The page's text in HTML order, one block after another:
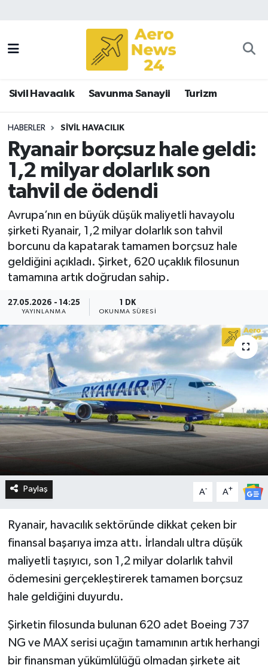
Sivil Havacılık Savunma Sanayii Turizm
HABERLER SIVIL HAVACILIK
Ryanair borçsuz hale geldi:
1,2 milyar dolarlık son
tahvil de ödendi
Avrupa’nın en büyük düşük maliyetli havayolu
şirketi Ryanair, 1,2 milyar dolarlık son tahvil
borcunu da kapatarak tamamen borçsuz hale
geldiğini açıkladı. Şirket, 620 uçaklık filosunun
tamamına artık doğrudan sahip.
27.05.2026 - 14:25
YAYINLANMA
1 DK
OKUNMA SÜRESI
Paylaş A- A+
Ryanair, havacılık sektöründe dikkat çeken bir
finansal başarıya imza attı. İrlandalı ultra düşük
maliyetli taşıyıcı, son 1,2 milyar dolarlık tahvil
ödemesini gerçekleştirerek tamamen borçsuz
hale geldiğini duyurdu.
Şirketin filosunda bulunan 620 adet Boeing 737
NG ve MAX serisi uçağın tamamının artık herhangi
bir finansman yükümlülüğü olmadan şirkete ait